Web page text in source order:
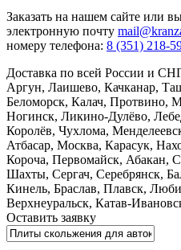
Заказать на нашем сайте или
электронную почту
номеру телефона: 8 (351) 218-
Доставка по всей России и
Аргун, Лаишево, Качканар,
Беломорск, Калач, Протвино,
Ногинск, Ликино-Дулёво,
Королёв, Чухлома,
Атбасар, Москва, Карасук,
Короча, Первомайск, Абакан,
Шахты, Сергач, Серебрянск,
Кинель, Браслав, Плавск,
Верхнеуральск, Катав-
Оставить заявку